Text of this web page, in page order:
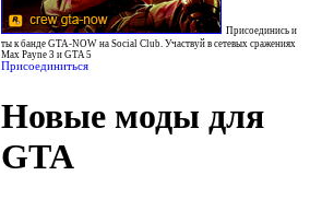
Присоединись и
ты к банде GTA-NOW на Social Club. Участвуй в сетевых сражениях
Max Payne 3 и GTA 5
Присоединиться
Новые моды для
GTA